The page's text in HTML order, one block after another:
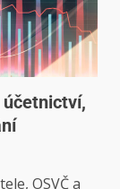
OSVČ a